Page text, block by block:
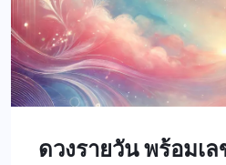
ดวงรายวัน พร้อมเ